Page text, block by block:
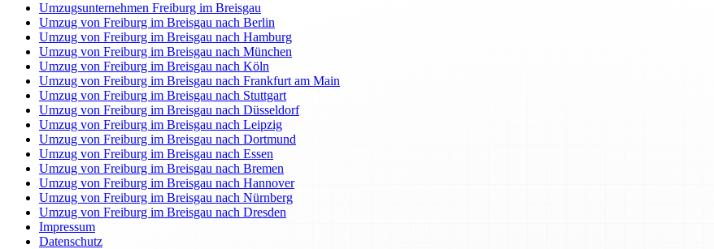
Umzugsunternehmen Freiburg im Breisgau
Umzug von Freiburg im Breisgau nach Berlin
Umzug von Freiburg im Breisgau nach Hamburg
Umzug von Freiburg im Breisgau nach München
Umzug von Freiburg im Breisgau nach Köln
Umzug von Freiburg im Breisgau nach Frankfurt am Main
Umzug von Freiburg im Breisgau nach Stuttgart
Umzug von Freiburg im Breisgau nach Düsseldorf
Umzug von Freiburg im Breisgau nach Leipzig
Umzug von Freiburg im Breisgau nach Dortmund
Umzug von Freiburg im Breisgau nach Essen
Umzug von Freiburg im Breisgau nach Bremen
Umzug von Freiburg im Breisgau nach Hannover
Umzug von Freiburg im Breisgau nach Nürnberg
Umzug von Freiburg im Breisgau nach Dresden
Impressum
Datenschutz